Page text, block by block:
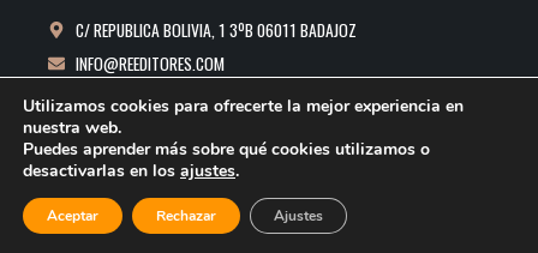
C/ REPUBLICA BOLIVIA, 1 3ºB 06011 BADAJOZ
INFO@REEDITORES.COM
644 53 77 91
© 2026 Re Editores. Todos los derechos reservados.
Creado porPosicionamiento Web Badajoz
Utilizamos cookies para ofrecerte la mejor experiencia en
nuestra web.
Puedes aprender más sobre qué cookies utilizamos o
desactivarlas en los ajustes.
Aceptar Rechazar Ajustes